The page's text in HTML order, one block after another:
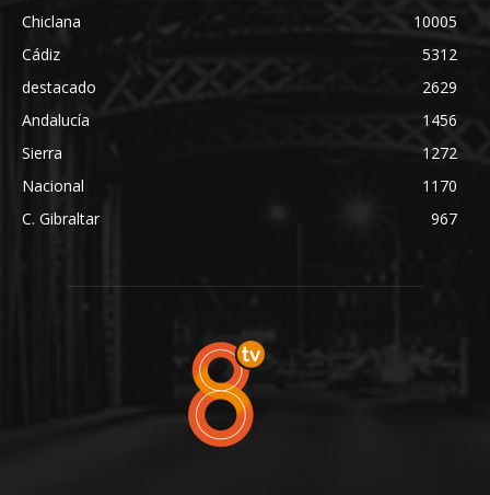
Chiclana
10005
Cádiz
5312
destacado
2629
Andalucía
1456
Sierra
1272
Nacional
1170
C. Gibraltar
967